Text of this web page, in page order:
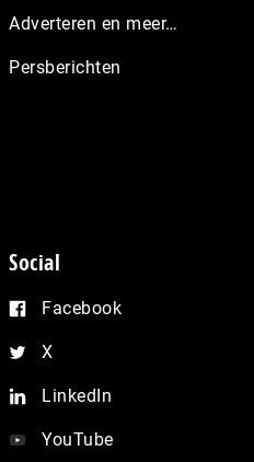
Adverteren en meer…
Persberichten
Social
Facebook
X
LinkedIn
YouTube